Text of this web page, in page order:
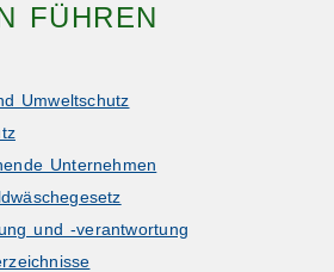
FÜHREN
Umweltschutz
Unternehmen
und -verantwortung